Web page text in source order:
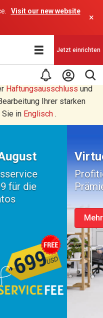
Visit our new website
×
Jetzt einrichten
durch ein AI-
Haftungsausschluss und
Ihrer starken
Sie in Englisch.
im Juli von